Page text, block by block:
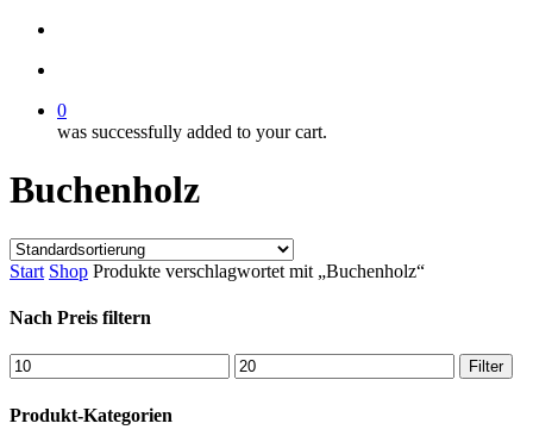
0
was successfully added to your cart.
Buchenholz
Start Shop Produkte verschlagwortet mit „Buchenholz“
Nach Preis filtern
Min.
Preis
Max.
Preis
Filter
Produkt-Kategorien